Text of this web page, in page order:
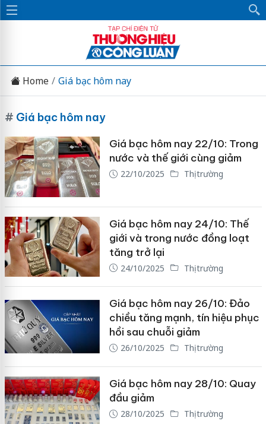
Home Giá bạc hôm nay
# Giá bạc hôm nay
Giá bạc hôm nay 22/10: Trong
nước và thế giới cùng giảm
22/10/2025 Thị trường
Giá bạc hôm nay 24/10: Thế
giới và trong nước đồng loạt
tăng trở lại
24/10/2025 Thị trường
Giá bạc hôm nay 26/10: Đảo
chiều tăng mạnh, tín hiệu phục
hồi sau chuỗi giảm
26/10/2025 Thị trường
Giá bạc hôm nay 28/10: Quay
đầu giảm
28/10/2025 Thị trường